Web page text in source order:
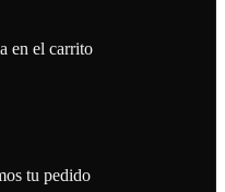
en el carrito
tu pedido